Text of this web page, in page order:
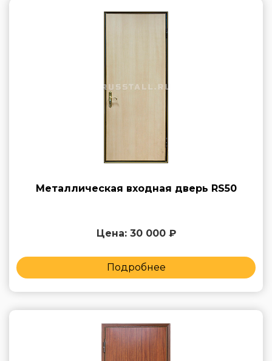
Металлическая входная дверь RS50
Цена: 30 000 ₽
Подробнее